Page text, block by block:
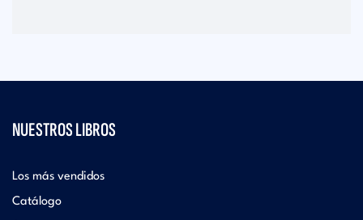
NUESTROS LIBROS
Los más vendidos
Catálogo